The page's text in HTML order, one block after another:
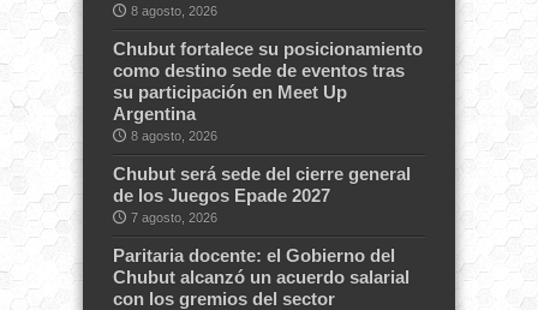
8 agosto, 2026
Chubut fortalece su posicionamiento
como destino sede de eventos tras
su participación en Meet Up
Argentina
8 agosto, 2026
Chubut será sede del cierre general
de los Juegos Epade 2027
7 agosto, 2026
Paritaria docente: el Gobierno del
Chubut alcanzó un acuerdo salarial
con los gremios del sector